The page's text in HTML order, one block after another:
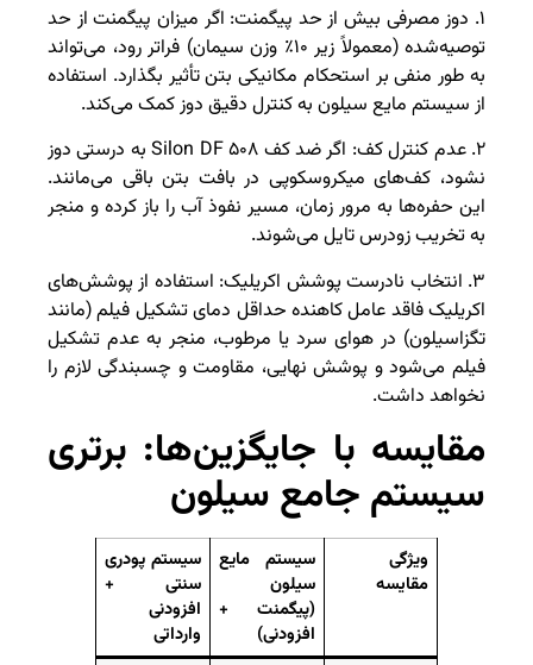
۱. دوز مصرفی بیش از حد پیگمنت: اگر میزان پیگمنت از حد
توصیه‌شده (معمولاً زیر ۱۰٪ وزن سیمان) فراتر رود، می‌تواند
به طور منفی بر استحکام مکانیکی بتن تأثیر بگذارد. استفاده
از سیستم مایع سیلون به کنترل دقیق دوز کمک می‌کند.
۲. عدم کنترل کف: اگر ضد کف Silon DF ۵۰۸ به درستی دوز
نشود، کف‌های میکروسکوپی در بافت بتن باقی می‌مانند.
این حفره‌ها به مرور زمان، مسیر نفوذ آب را باز کرده و منجر
به تخریب زودرس تایل می‌شوند.
۳. انتخاب نادرست پوشش اکریلیک: استفاده از پوشش‌های
اکریلیک فاقد عامل کاهنده حداقل دمای تشکیل فیلم (مانند
تگزاسیلون) در هوای سرد یا مرطوب، منجر به عدم تشکیل
فیلم می‌شود و پوشش نهایی، مقاومت و چسبندگی لازم را
نخواهد داشت.
مقایسه با جایگزین‌ها: برتری
سیستم جامع سیلون
ویژگی
مقایسه
سیستم مایع
سیلون
(پیگمنت +
افزودنی)
سیستم پودری
سنتی +
افزودنی
وارداتی